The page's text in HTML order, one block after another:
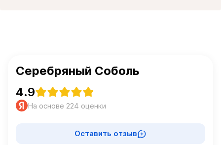
Серебряный Соболь
4.9
На основе 224 оценки
Оставить отзыв